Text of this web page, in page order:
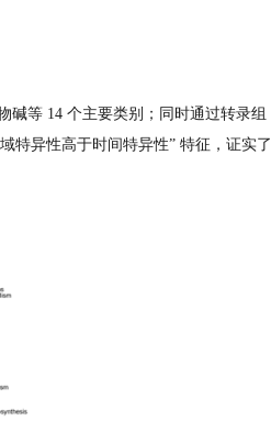
碱等 14 个主要类别；同时通过转录组
特异性高于时间特异性” 特征，证实了